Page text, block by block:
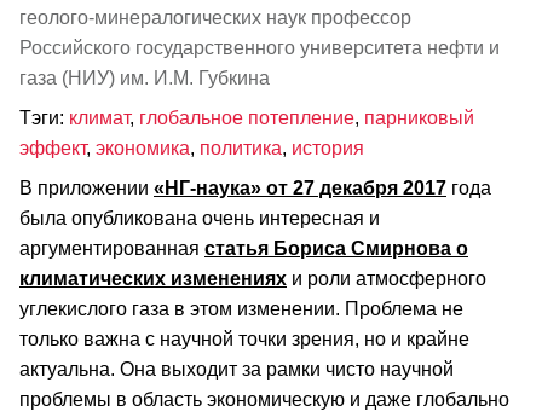
геолого-минералогических наук профессор
Российского государственного университета нефти и
газа (НИУ) им. И.М. Губкина
Тэги: климат, глобальное потепление, парниковый
эффект, экономика, политика, история
В приложении «НГ-наука» от 27 декабря 2017 года
была опубликована очень интересная и
аргументированная статья Бориса Смирнова о
климатических изменениях и роли атмосферного
углекислого газа в этом изменении. Проблема не
только важна с научной точки зрения, но и крайне
актуальна. Она выходит за рамки чисто научной
проблемы в область экономическую и даже глобально